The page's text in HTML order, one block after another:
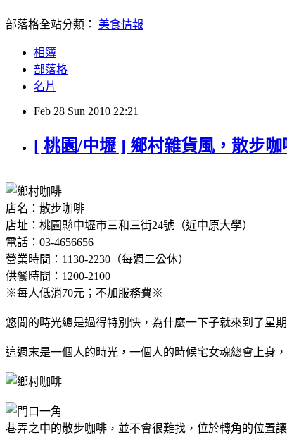
部落格全站分類： 美食情報
相簿
部落格
名片
Feb 28 Sun 2010 22:21
[ 桃園/中壢 ] 鄉村雜貨風，散步咖
店名：散步咖啡
店址：桃園縣中壢市三和三街24號（近中原大學）
電話：03-4656656
營業時間：1130-2230（每週二公休）
供餐時間：1200-2100
※每人低消70元；不加服務費※
悠閒的時光總是過得特別快，為什麼一下子就來到了星
這週末是一個人的時光，一個人的時候宅女魂總會上身
巷弄之中的散步咖啡，並不會很難找，位於轉角的位置